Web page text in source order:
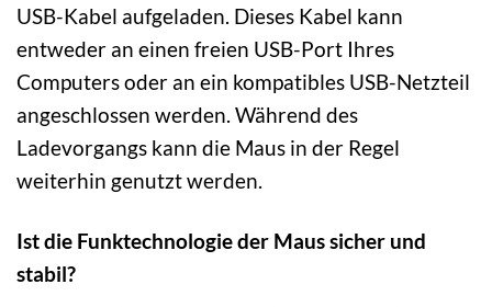
USB-Kabel aufgeladen. Dieses Kabel kann
entweder an einen freien USB-Port Ihres
Computers oder an ein kompatibles USB-Netzteil
angeschlossen werden. Während des
Ladevorgangs kann die Maus in der Regel
weiterhin genutzt werden.
Ist die Funktechnologie der Maus sicher und
stabil?